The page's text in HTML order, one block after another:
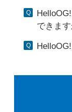
できます